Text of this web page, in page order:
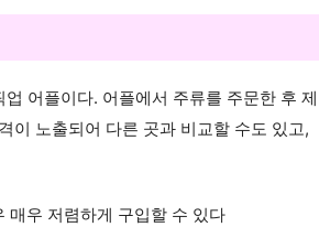
어플이다. 어플에서 주류를 주문한 후 제
이 노출되어 다른 곳과 비교할 수도 있고,
매우 저렴하게 구입할 수 있다